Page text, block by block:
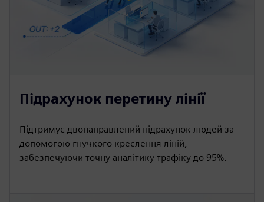
Підрахунок перетину лінії
Підтримує двонаправлений підрахунок людей за
допомогою гнучкого креслення ліній,
забезпечуючи точну аналітику трафіку до 95%.